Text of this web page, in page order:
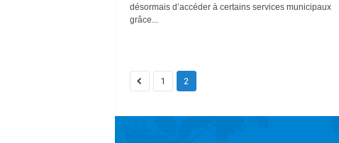
désormais d’accéder à certains services municipaux
grâce...
1 2